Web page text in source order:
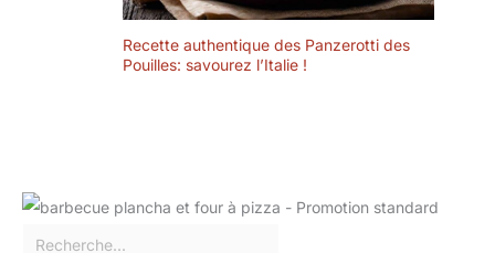
Quotidien Et
Excellents Cadeaux
Pour La Famille Et
Recette authentique des Panzerotti des
Pouilles: savourez l’Italie !